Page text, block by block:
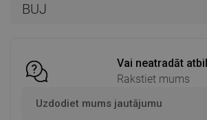
BUJ
Vai neatradāt
Rakstiet mums
Uzdodiet mums jautājumu